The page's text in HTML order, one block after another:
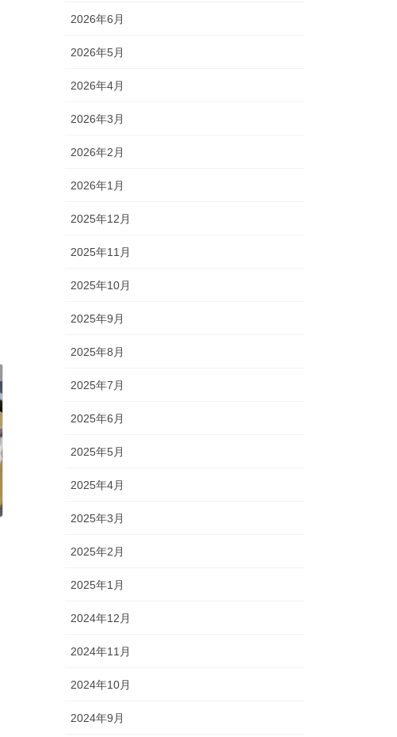
2026年6月
2026年5月
2026年4月
2026年3月
2026年2月
2026年1月
2025年12月
2025年11月
2025年10月
2025年9月
2025年8月
2025年7月
2025年6月
2025年5月
2025年4月
2025年3月
2025年2月
2025年1月
2024年12月
2024年11月
2024年10月
2024年9月